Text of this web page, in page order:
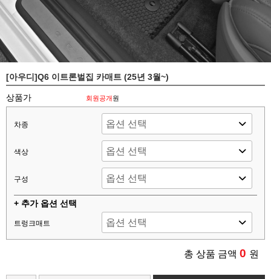
[아우디]Q6 이트론벌집 카매트 (25년 3월~)
상품가 회원공개원
차종
색상
구성
+ 추가 옵션 선택
트렁크매트
총 상품 금액 0 원